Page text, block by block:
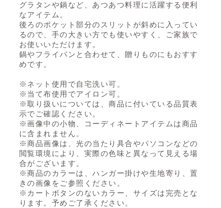
グラタンや鍋など、あつあつ料理に活躍する便利
なアイテム。
後ろのポケット部分のスリットが斜めに入ってい
るので、手の大きい方でも使いやすく、ご家族で
お使いいただけます。
鍋やフライパンと合わせて、贈りものにもおすす
めです。
※ネット使用で自宅洗い可。
※当て布使用でアイロン可。
※取り扱いについては、商品に付いている品質表
示でご確認ください。
※画像中の小物、コーディネートアイテムは商品
に含まれません。
※商品画像は、光の当たり具合やパソコンなどの
閲覧環境により、実際の色味と異なって見える場
合がございます。
※商品のカラーは、ハンガー掛けや生地寄り、置
きの画像をご参照ください。
※カートボタンのないカラー、サイズは完売とな
ります。予めご了承ください。